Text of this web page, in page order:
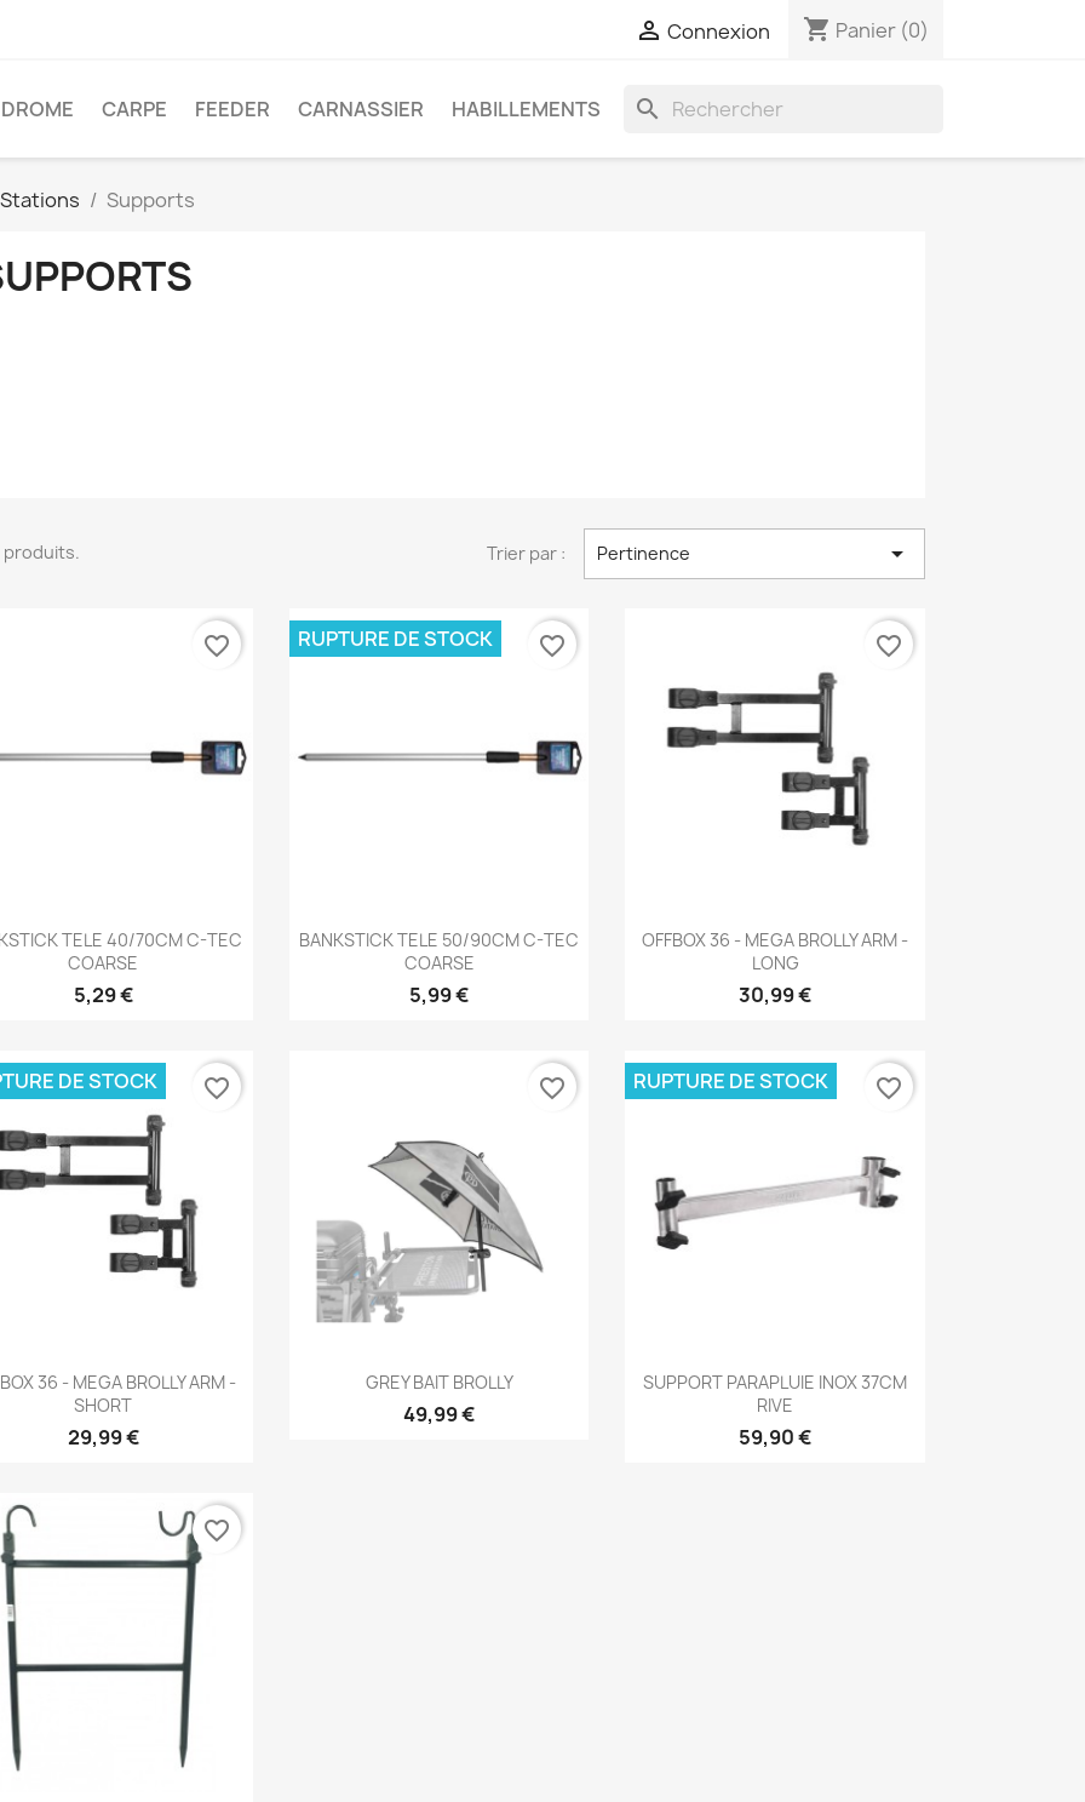
 Connexion shopping_cart Panier (0)
CARPE FEEDER CARNASSIER HABILLEMENTS search
Stations Supports
produits. Trier par : Pertinence 
Aperçu rapide
TELE 40/70CM C-TEC
COARSE
5,29 €
favorite_border
Aperçu rapide
BANKSTICK TELE 50/90CM C-TEC
COARSE
5,99 €
RUPTURE DE STOCK favorite_border
Aperçu rapide
OFFBOX 36 - MEGA BROLLY ARM -
LONG
30,99 €
favorite_border
Aperçu rapide
36 - MEGA BROLLY ARM -
SHORT
29,99 €
DE STOCK favorite_border
Aperçu rapide
GREY BAIT BROLLY
49,99 €
favorite_border
Aperçu rapide
SUPPORT PARAPLUIE INOX 37CM
RIVE
59,90 €
RUPTURE DE STOCK favorite_border
favorite_border